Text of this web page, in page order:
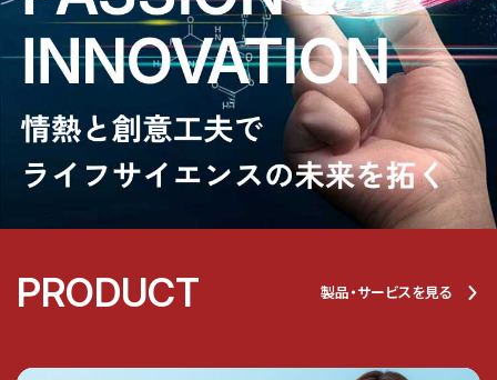
PRODUCT 製品・サービスを見る